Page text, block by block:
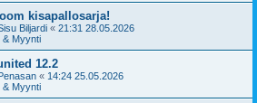
kisapallosarja!
Biljardi « 21:31 28.05.2026
& Myynti
12.2
« 14:24 25.05.2026
& Myynti